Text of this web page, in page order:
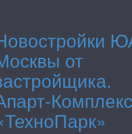
от
Комплекс